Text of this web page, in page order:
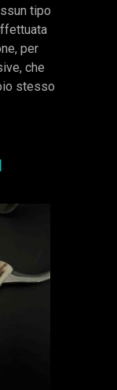
tipo
per
che
stesso